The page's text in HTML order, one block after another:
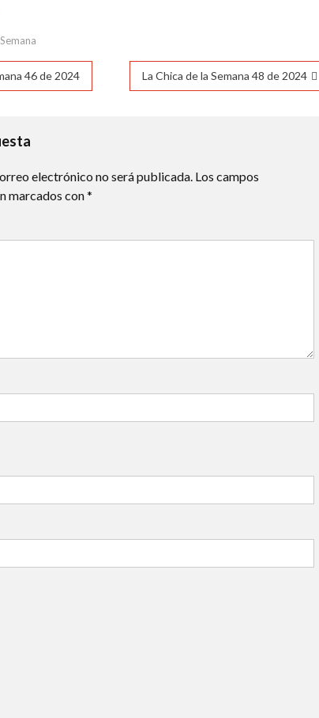
46 de 2024 La Chica de la Semana 48 de 2024
electrónico no será publicada. Los campos
marcados con*